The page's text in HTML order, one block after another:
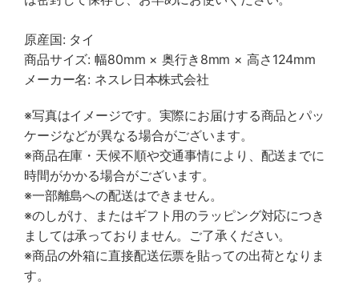
原産国: タイ
商品サイズ: 幅80mm × 奥行き8mm × 高さ124mm
メーカー名: ネスレ日本株式会社
※写真はイメージです。実際にお届けする商品とパッ
ケージなどが異なる場合がございます。
※商品在庫・天候不順や交通事情により、配送までに
時間がかかる場合がございます。
※一部離島への配送はできません。
※のしがけ、またはギフト用のラッピング対応につき
ましては承っておりません。ご了承ください。
※商品の外箱に直接配送伝票を貼っての出荷となりま
す。